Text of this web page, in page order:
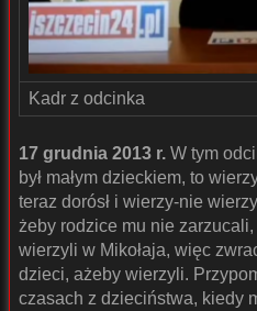
Kadr z odcinka
17 grudnia 2013 r. W tym
był małym dzieckiem, to
teraz dorósł i wierzy-nie
żeby rodzice mu nie
wierzyli w Mikołaja, więc
dzieci, ażeby wierzyli.
czasach z dzieciństwa, kiedy